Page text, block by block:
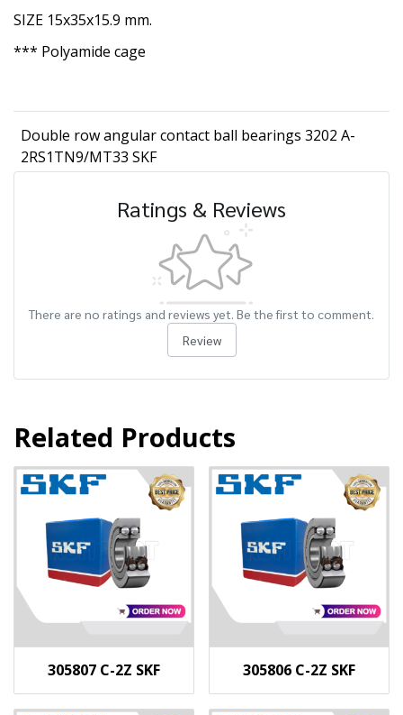
SIZE 15x35x15.9 mm.
*** Polyamide cage
Double row angular contact ball bearings 3202 A-
2RS1TN9/MT33 SKF
Ratings & Reviews
There are no ratings and reviews yet. Be the first to comment.
Review
Related Products
305807 C-2Z SKF 305806 C-2Z SKF